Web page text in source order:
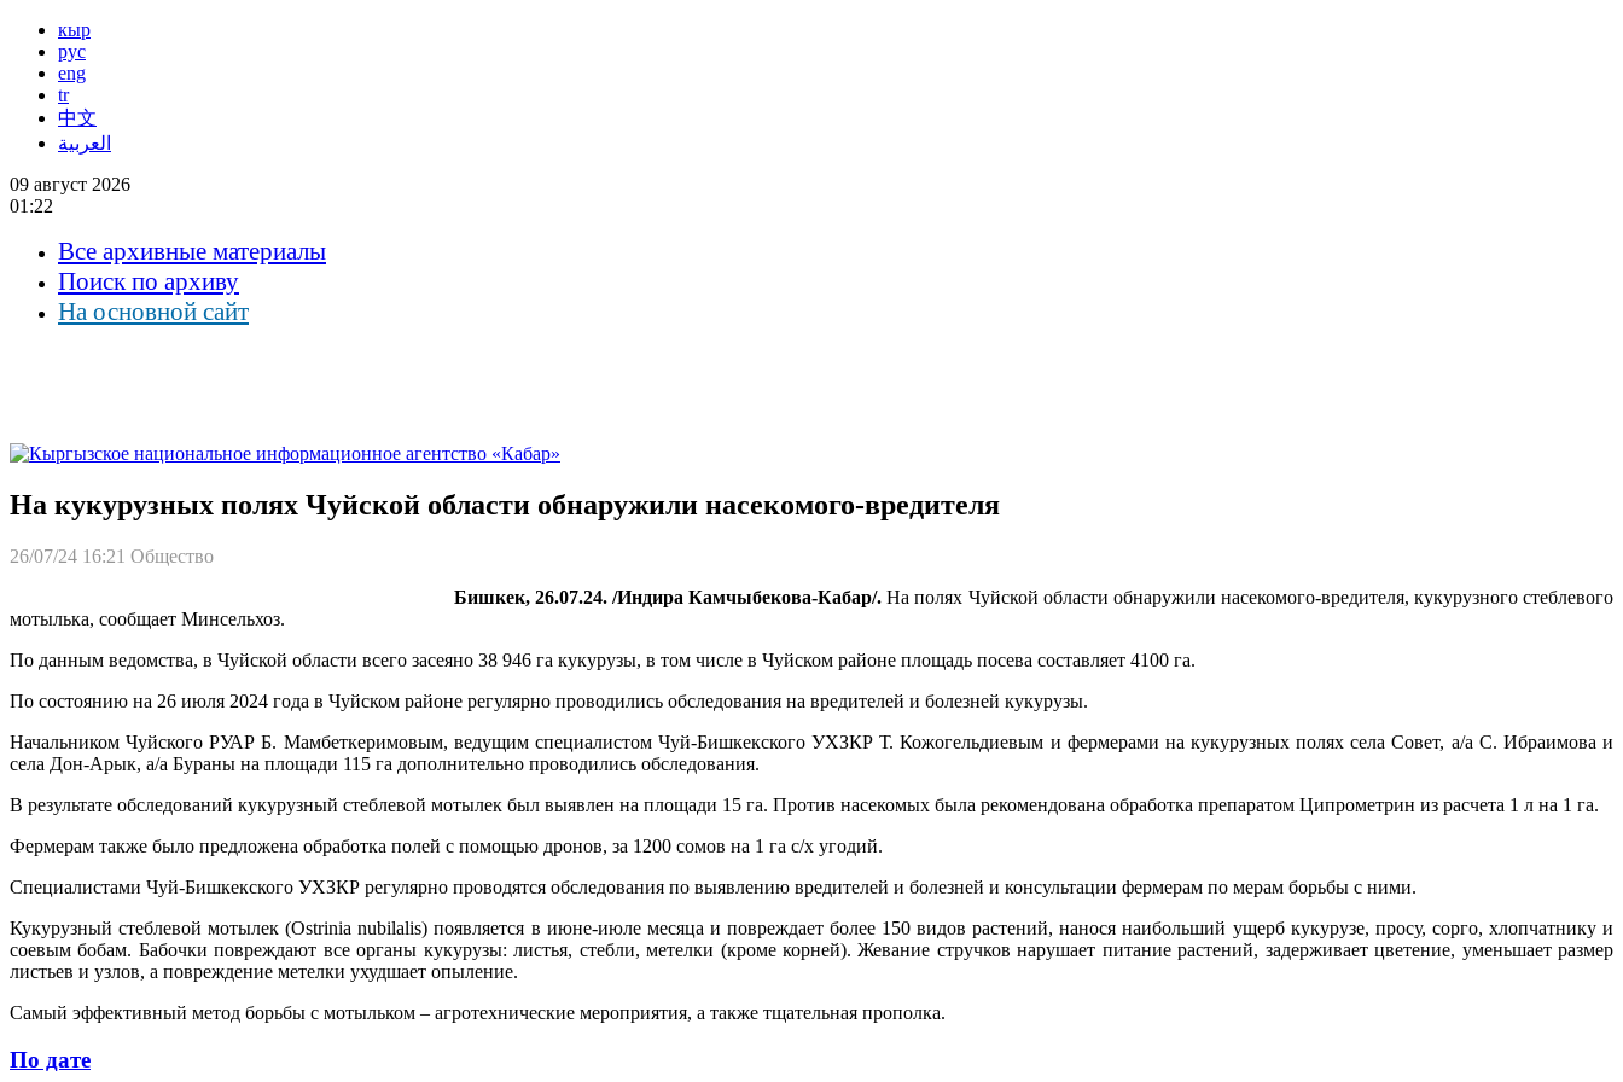
кыр
рус
eng
tr
中文
العربية
09 август 2026
01:22
Все архивные материалы
Поиск по архиву
На основной сайт
На кукурузных полях Чуйской области обнаружили насекомого-вредителя
26/07/24 16:21 Общество
Бишкек, 26.07.24. /Индира Камчыбекова-Кабар/.На полях Чуйской области обнаружили насекомого-вредителя, кукурузного стеблевого
мотылька, сообщает Минсельхоз.
По данным ведомства, в Чуйской области всего засеяно 38 946 га кукурузы, в том числе в Чуйском районе площадь посева составляет 4100 га.
По состоянию на 26 июля 2024 года в Чуйском районе регулярно проводились обследования на вредителей и болезней кукурузы.
Начальником Чуйского РУАР Б. Мамбеткеримовым, ведущим специалистом Чуй-Бишкекского УХЗКР Т. Кожогельдиевым и фермерами на кукурузных полях села Совет, а/а С. Ибраимова и
села Дон-Арык, а/а Бураны на площади 115 га дополнительно проводились обследования.
В результате обследований кукурузный стеблевой мотылек был выявлен на площади 15 га. Против насекомых была рекомендована обработка препаратом Ципрометрин из расчета 1 л на 1 га.
Фермерам также было предложена обработка полей с помощью дронов, за 1200 сомов на 1 га с/х угодий.
Специалистами Чуй-Бишкекского УХЗКР регулярно проводятся обследования по выявлению вредителей и болезней и консультации фермерам по мерам борьбы с ними.
Кукурузный стеблевой мотылек (Ostrinia nubilalis) появляется в июне-июле месяца и повреждает более 150 видов растений, нанося наибольший ущерб кукурузе, просу, сорго, хлопчатнику и
соевым бобам. Бабочки повреждают все органы кукурузы: листья, стебли, метелки (кроме корней). Жевание стручков нарушает питание растений, задерживает цветение, уменьшает размер
листьев и узлов, а повреждение метелки ухудшает опыление.
Самый эффективный метод борьбы с мотыльком – агротехнические мероприятия, а также тщательная прополка.
По дате